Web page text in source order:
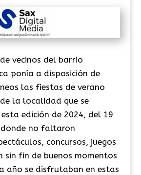
vecinos del barrio
ponía a disposición de
las fiestas de verano
la localidad que se
edición de 2024, del 19
no faltaron
concursos, juegos
sin fin de buenos momentos
año se disfrutaban en estas